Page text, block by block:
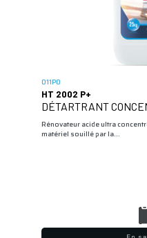
011P0
HT 2002 P+
DÉTARTRANT
Rénovateur acide ultra
matériel souillé par la…